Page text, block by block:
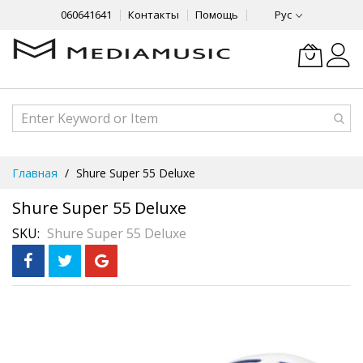
060641641 Контакты Помощь Рус
Content
Главная Shure Super 55 Deluxe
Shure Super 55 Deluxe
SKU Shure Super 55 Deluxe